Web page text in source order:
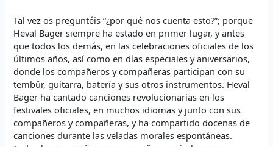
Tal vez os preguntéis “¿por qué nos cuenta esto?”; porque
Heval Bager siempre ha estado en primer lugar, y antes
que todos los demás, en las celebraciones oficiales de los
últimos años, así como en días especiales y aniversarios,
donde los compañeros y compañeras participan con su
tembûr, guitarra, batería y sus otros instrumentos. Heval
Bager ha cantado canciones revolucionarias en los
festivales oficiales, en muchos idiomas y junto con sus
compañeros y compañeras, y ha compartido docenas de
canciones durante las veladas morales espontáneas.